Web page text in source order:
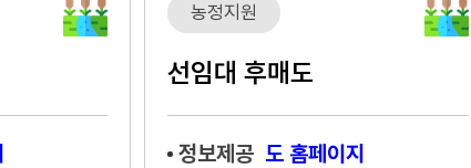
농정지원
선임대 후매도
정보제공 도 홈페이지